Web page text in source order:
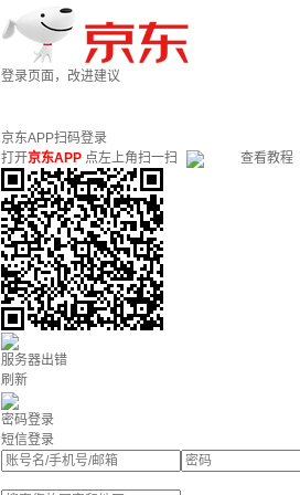
登录页面，改进建议
京东APP扫码登录
打开京东APP 点左上角扫一扫 查看教程
服务器出错
刷新
密码登录
短信登录